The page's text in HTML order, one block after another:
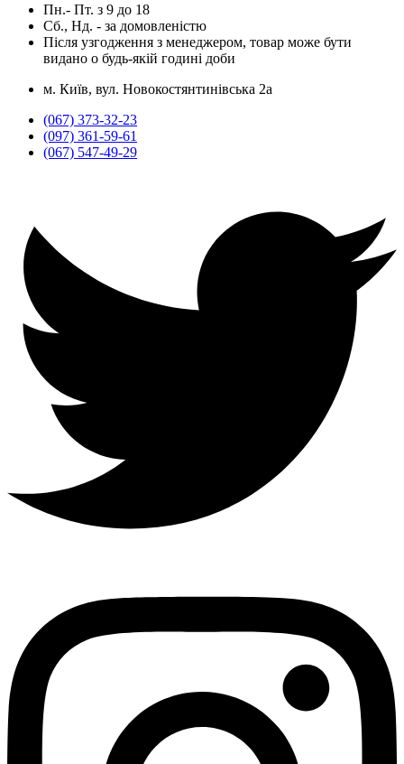
Пн.- Пт. з 9 до 18
Сб., Нд. - за домовленістю
Після узгодження з менеджером, товар може бути
видано о будь-якій годині доби
м. Київ, вул. Новокостянтинівська 2а
(067) 373-32-23
(097) 361-59-61
(067) 547-49-29